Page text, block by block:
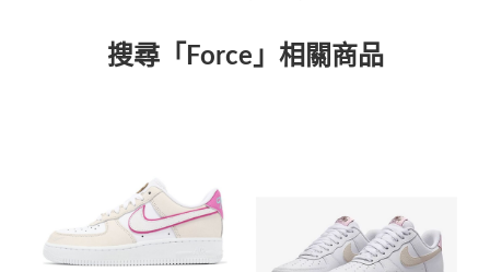
搜尋「Force」相關商品